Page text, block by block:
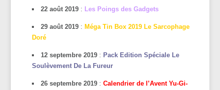
22 août 2019 : Les Poings des Gadgets
29 août 2019 : Méga Tin Box 2019 Le Sarcophage
Doré
12 septembre 2019 : Pack Edition Spéciale Le
Soulèvement De La Fureur
26 septembre 2019 :Calendrier de l’Avent Yu-Gi-